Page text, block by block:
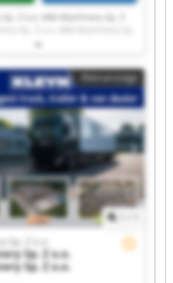
Z o.o. MM Machinery Sp. Z
Sp. Z o.o. MM Machinery
o.o. MM Machinery Sp. Z o.o.
Sp. Z o.o. MM Machinery Sp. Z
Sp. Z o.o. MM Machinery Sp.
Sp. Z o.o. MM Machinery
Sp. Z o.o. MM
o.o. MM Machinery Sp. Z o.o.
Z o.o. MM Machinery Sp. Z
Kleinanzeige
Sp. Z o.o.
Sp. Z o.o.
Sp. Z o.o.